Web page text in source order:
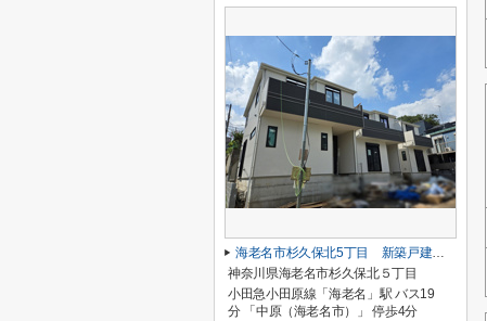
海老名市杉久保北5丁目 新築戸建て 全3棟
神奈川県海老名市杉久保北５丁目
小田急小田原線「海老名」駅 バス19
分 「中原（海老名市）」 停歩4分